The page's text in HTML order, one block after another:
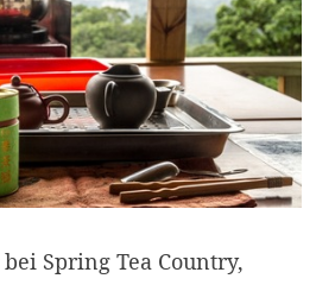
Spring Tea Country,